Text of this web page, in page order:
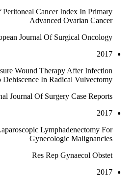
Cancer Index In Primary
Advanced Ovarian Cancer
Journal Of Surgical Oncology
2017
Wound Therapy After Infection
Dehiscence In Radical Vulvectomy
Journal Of Surgery Case Reports
2017
Lymphadenectomy For
Gynecologic Malignancies
Res Rep Gynaecol Obstet
2017